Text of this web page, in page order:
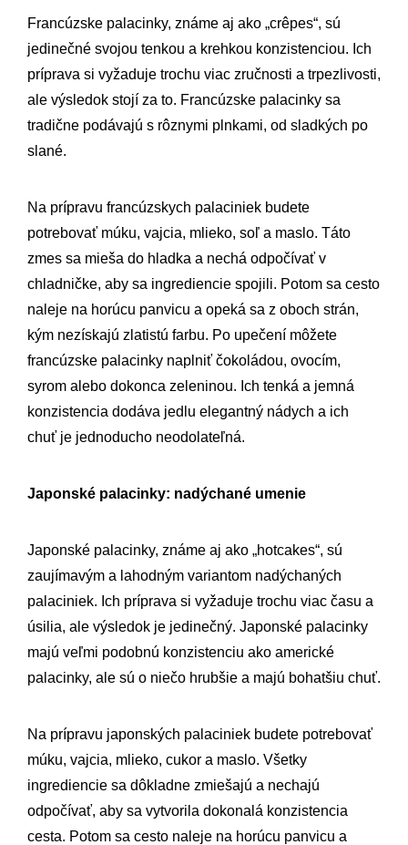
Francúzske palacinky, známe aj ako „crêpes“, sú
jedinečné svojou tenkou a krehkou konzistenciou. Ich
príprava si vyžaduje trochu viac zručnosti a trpezlivosti,
ale výsledok stojí za to. Francúzske palacinky sa
tradične podávajú s rôznymi plnkami, od sladkých po
slané.
Na prípravu francúzskych palaciniek budete
potrebovať múku, vajcia, mlieko, soľ a maslo. Táto
zmes sa mieša do hladka a nechá odpočívať v
chladničke, aby sa ingrediencie spojili. Potom sa cesto
naleje na horúcu panvicu a opeká sa z oboch strán,
kým nezískajú zlatistú farbu. Po upečení môžete
francúzske palacinky naplniť čokoládou, ovocím,
syrom alebo dokonca zeleninou. Ich tenká a jemná
konzistencia dodáva jedlu elegantný nádych a ich
chuť je jednoducho neodolateľná.
Japonské palacinky: nadýchané umenie
Japonské palacinky, známe aj ako „hotcakes“, sú
zaujímavým a lahodným variantom nadýchaných
palaciniek. Ich príprava si vyžaduje trochu viac času a
úsilia, ale výsledok je jedinečný. Japonské palacinky
majú veľmi podobnú konzistenciu ako americké
palacinky, ale sú o niečo hrubšie a majú bohatšiu chuť.
Na prípravu japonských palaciniek budete potrebovať
múku, vajcia, mlieko, cukor a maslo. Všetky
ingrediencie sa dôkladne zmiešajú a nechajú
odpočívať, aby sa vytvorila dokonalá konzistencia
cesta. Potom sa cesto naleje na horúcu panvicu a